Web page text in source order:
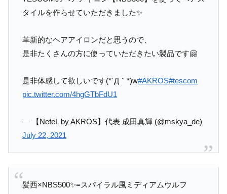
タイルを作らせていただきました✨
革新的なヘアアイロンだと思うので、
是非たくさんの方に使っていただきたい製品です🤗
是非体感して欲しいです(*´Д｀*)w#AKROS#tescom
pic.twitter.com/4hgGTbFdU1
— 【NefeL by AKROS】代表 成田真輝 (@mskya_de)
July 22, 2021
髪西×NBS500✨=スパイラル風ミディアムウルフ